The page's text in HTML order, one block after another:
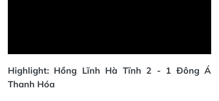
Highlight: Hồng Lĩnh Hà Tĩnh 2 - 1 Đông Á
Thanh Hóa